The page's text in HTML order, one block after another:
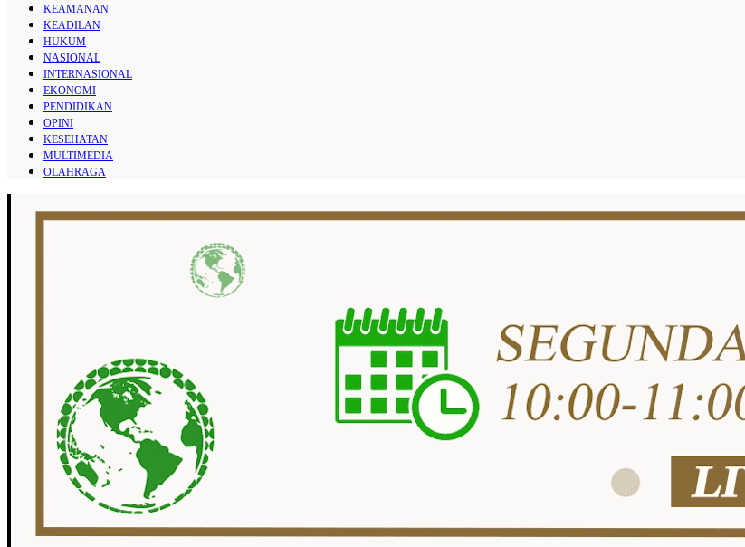
KEAMANAN
KEADILAN
HUKUM
NASIONAL
INTERNASIONAL
EKONOMI
PENDIDIKAN
OPINI
KESEHATAN
MULTIMEDIA
OLAHRAGA